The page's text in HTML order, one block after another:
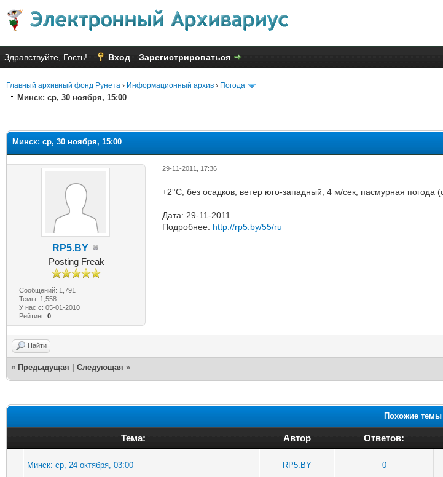
Здравствуйте, Гость! Вход Зарегистрироваться
Главный архивный фонд Рунета › Информационный архив › Погода
Минск: ср, 30 ноября, 15:00
Минск: ср, 30 ноября, 15:00
RP5.BY
Posting Freak
Сообщений: 1,791
Темы: 1,558
У нас с: 05-01-2010
Рейтинг:0
29-11-2011, 17:36
+2°C, без осадков, ветер юго-западный, 4 м/сек, пасмурная
Дата: 29-11-2011
Подробнее: http://rp5.by/55/ru
Найти
« Предыдущая Следующая »
Похожие темы
Тема: Автор Ответов:
Минск: ср, 24 октября, 03:00 RP5.BY 0